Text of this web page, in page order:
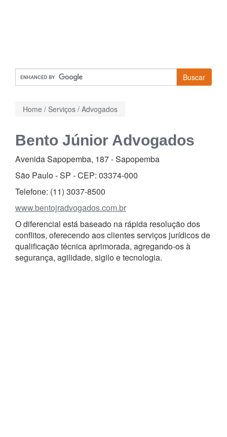
Buscar
Home / Serviços / Advogados
Bento Júnior Advogados
Avenida Sapopemba, 187-Sapopemba
São Paulo - SP - CEP: 03374-000
Telefone: (11) 3037-8500
www.bentojradvogados.com.br
O diferencial está baseado na rápida resolução dos
conflitos, oferecendo aos clientes serviços jurídicos de
qualificação técnica aprimorada, agregando-os à
segurança, agilidade, sigilo e tecnologia.